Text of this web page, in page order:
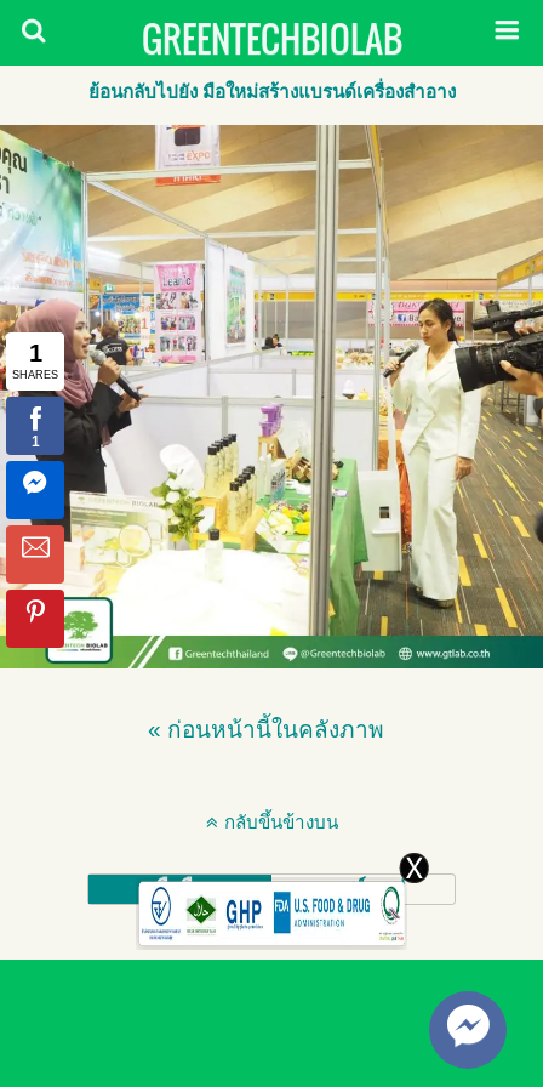
GREENTECHBIOLAB
ย้อนกลับไปยัง มือใหม่สร้างแบรนด์เครื่องสำอาง
« ก่อนหน้านี้ในคลังภาพ
กลับขึ้นข้างบน
มือถือ เดสก์ทอป